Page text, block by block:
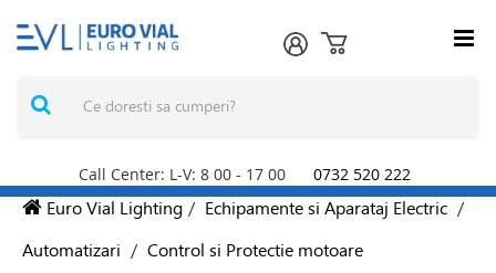
Call Center: L-V: 8 00 - 17 00 0732 520 222
Euro Vial Lighting / Echipamente si Aparataj Electric /
Automatizari / Control si Protectie motoare